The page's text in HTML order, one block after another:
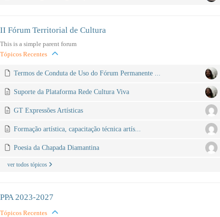
II Fórum Territorial de Cultura
This is a simple parent forum
Tópicos Recentes
Termos de Conduta de Uso do Fórum Permanente ...
Suporte da Plataforma Rede Cultura Viva
GT Expressões Artísticas
Formação artística, capacitação técnica artís...
Poesia da Chapada Diamantina
ver todos tópicos
PPA 2023-2027
Tópicos Recentes